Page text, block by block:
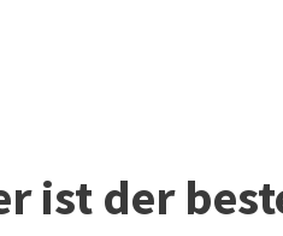
ist der